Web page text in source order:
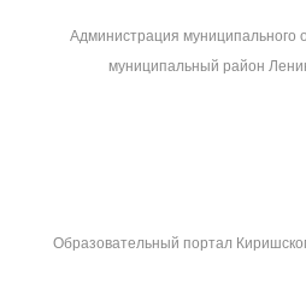
Администрация муниципального
муниципальный район
Образовательный портал